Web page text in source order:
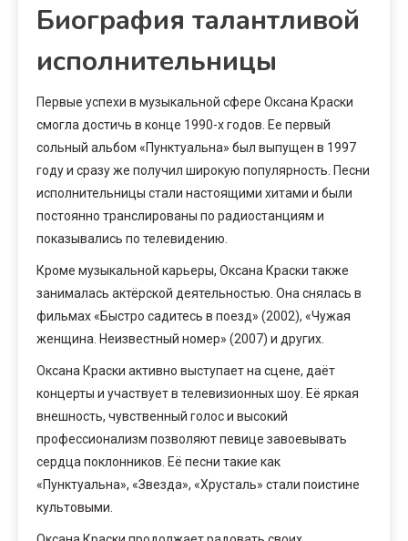
Биография талантливой
исполнительницы
Первые успехи в музыкальной сфере Оксана Краски
смогла достичь в конце 1990-х годов. Ее первый
сольный альбом «Пунктуальна» был выпущен в 1997
году и сразу же получил широкую популярность. Песни
исполнительницы стали настоящими хитами и были
постоянно транслированы по радиостанциям и
показывались по телевидению.
Кроме музыкальной карьеры, Оксана Краски также
занималась актёрской деятельностью. Она снялась в
фильмах «Быстро садитесь в поезд» (2002), «Чужая
женщина. Неизвестный номер» (2007) и других.
Оксана Краски активно выступает на сцене, даёт
концерты и участвует в телевизионных шоу. Её яркая
внешность, чувственный голос и высокий
профессионализм позволяют певице завоевывать
сердца поклонников. Её песни такие как
«Пунктуальна», «Звезда», «Хрусталь» стали поистине
культовыми.